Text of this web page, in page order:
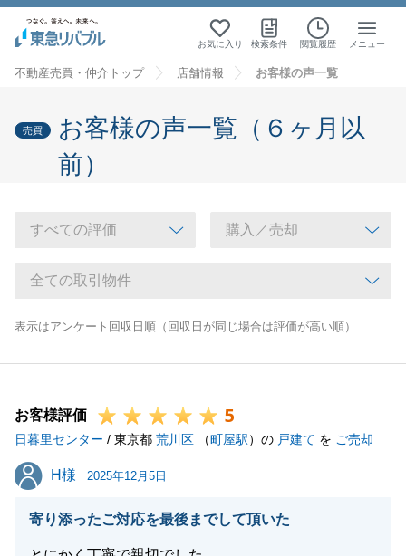
お気に入り 検索条件 閲覧履歴 メニュー
不動産売買・仲介トップ 店舗情報 お客様の声一覧
売買
お客様の声一覧（６ヶ月以
前）
表示はアンケート回収日順（回収日が同じ場合は評価が高い順）
お客様評価 5
日暮里センター / 東京都 荒川区 （町屋駅）の 戸建て を ご売却
H様
H様 2025年12月5日
寄り添ったご対応を最後までして頂いた